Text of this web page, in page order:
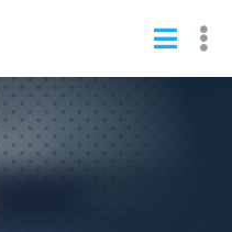
взломанный на